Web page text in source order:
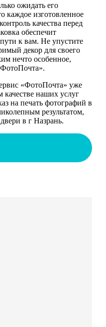
ожидать его
каждое изготовленное
качества перед
обеспечит
к вам. Не упустите
декор для своего
нечто особенное,
«ФотоПочта» уже
качестве наших услуг
на печать фотографий в
результатом,
в г Назрань.